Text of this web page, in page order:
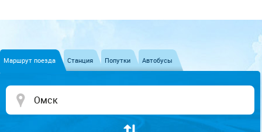
Маршрут поезда Станция Попутки Автобусы